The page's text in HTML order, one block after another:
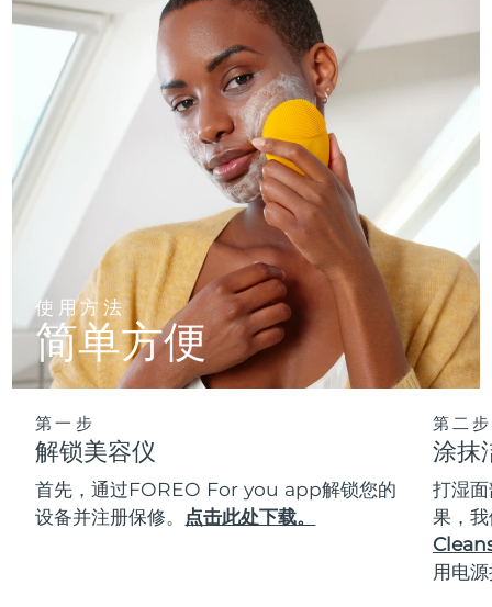
使用方法
简单方便
第一步
解锁美容仪
首先，通过FOREO For you app解锁您的
设备并注册保修。 点击此处下载。
第二步
涂抹
打湿
果，
用电